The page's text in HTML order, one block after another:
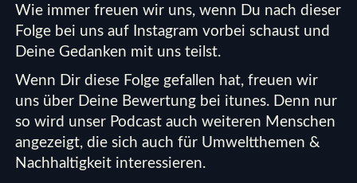
Wie immer freuen wir uns, wenn Du nach dieser
Folge bei uns auf Instagram vorbei schaust und
Deine Gedanken mit uns teilst.
Wenn Dir diese Folge gefallen hat, freuen wir
uns über Deine Bewertung bei itunes. Denn nur
so wird unser Podcast auch weiteren Menschen
angezeigt, die sich auch für Umweltthemen &
Nachhaltigkeit interessieren.